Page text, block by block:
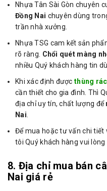
Nhựa Tân Sài Gòn chuyên
Đồng Nai chuyên dùng
trần nhà xưởng.
Nhựa TSG cam kết sản
rõ ràng. Chổi quét màng
nhiều Quý khách hàng tin
Khi xác định đượcthùng
cần thiết cho gia đình. Thì
địa chỉ uy tín, chất lượng để
Nai.
Để mua hoặc tư vấn chi tiết
tôi Quý khách hàng vui
8. Địa chỉ mua bán
Nai giá rẻ